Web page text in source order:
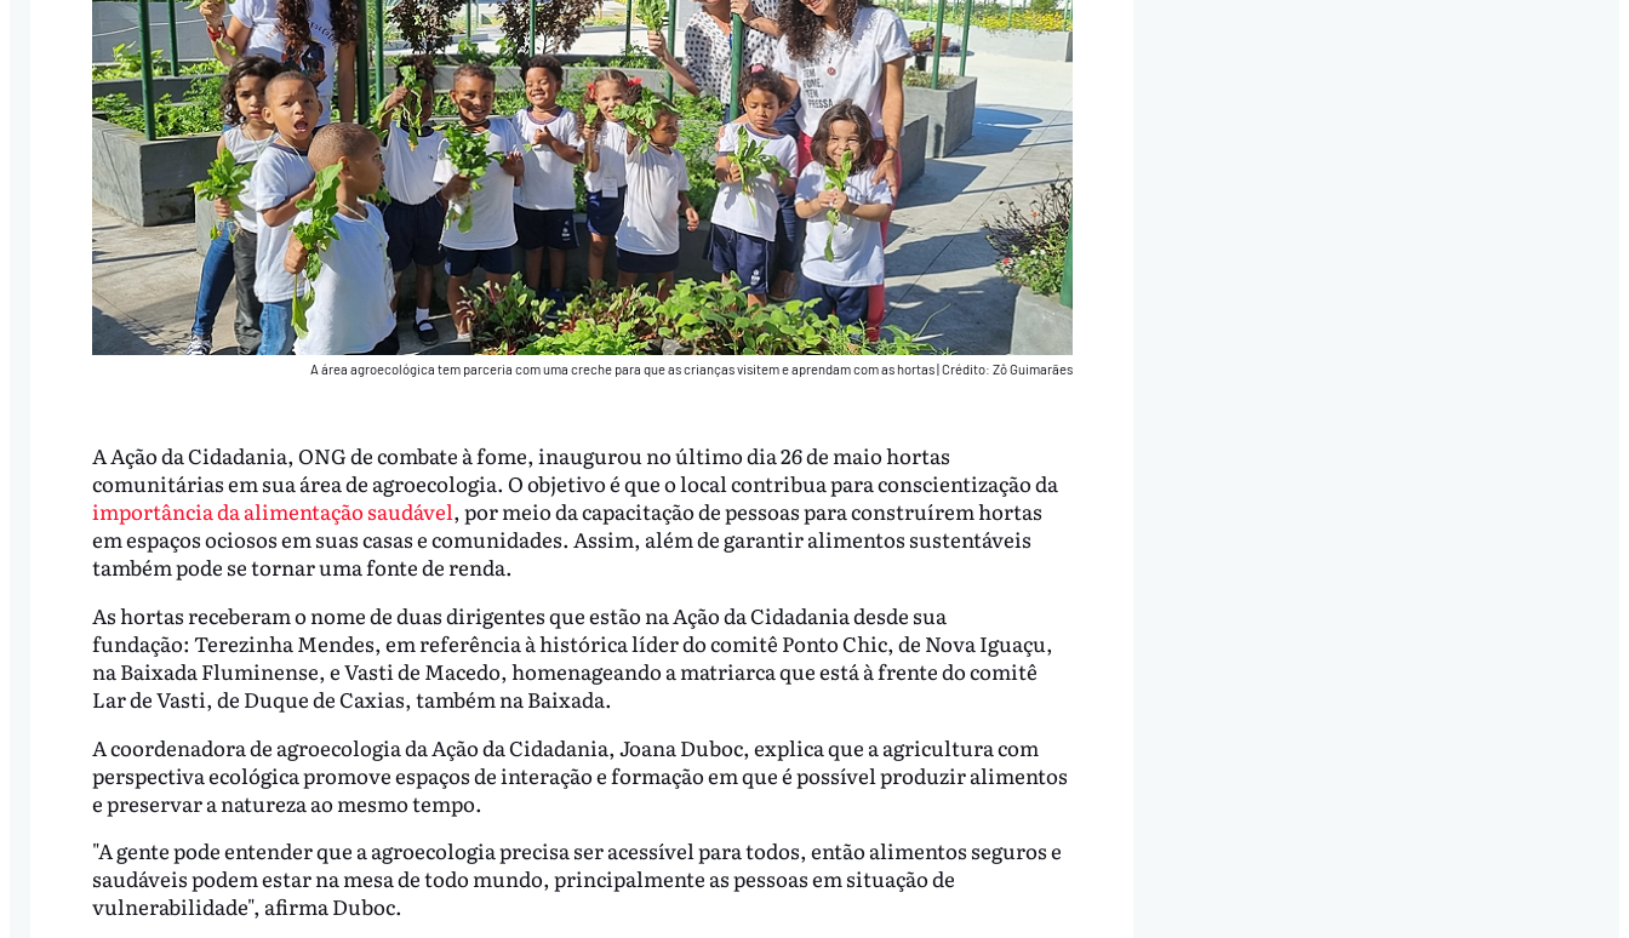
A área agroecológica tem parceria com uma creche para que as crianças visitem e aprendam com as hortas Crédito: Zô Guimarães
A Ação da Cidadania, ONG de combate à fome, inaugurou no último dia 26 de maio hortas
comunitárias em sua área de agroecologia. O objetivo é que o local contribua para conscientização da
importância da alimentação saudável, por meio da capacitação de pessoas para construírem hortas
em espaços ociosos em suas casas e comunidades. Assim, além de garantir alimentos sustentáveis
também pode se tornar uma fonte de renda.
As hortas receberam o nome de duas dirigentes que estão na Ação da Cidadania desde sua
fundação: Terezinha Mendes, em referência à histórica líder do comitê Ponto Chic, de Nova Iguaçu,
na Baixada Fluminense, e Vasti de Macedo, homenageando a matriarca que está à frente do comitê
Lar de Vasti, de Duque de Caxias, também na Baixada.
A coordenadora de agroecologia da Ação da Cidadania, Joana Duboc, explica que a agricultura com
perspectiva ecológica promove espaços de interação e formação em que é possível produzir alimentos
e preservar a natureza ao mesmo tempo.
"A gente pode entender que a agroecologia precisa ser acessível para todos, então alimentos seguros e
saudáveis podem estar na mesa de todo mundo, principalmente as pessoas em situação de
vulnerabilidade", afirma Duboc.